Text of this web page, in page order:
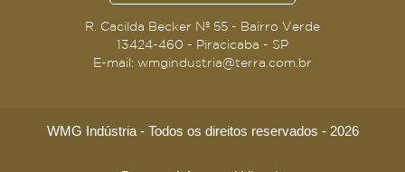
R. Cacilda Becker Nº 55 - Bairro Verde
13424-460 - Piracicaba - SP
E-mail: wmgindustria@terra.com.br
WMG Indústria - Todos os direitos reservados - 2026